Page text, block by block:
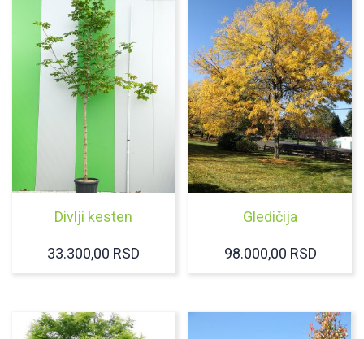
Divlji kesten
33.300,00 RSD
Gledičija
98.000,00 RSD